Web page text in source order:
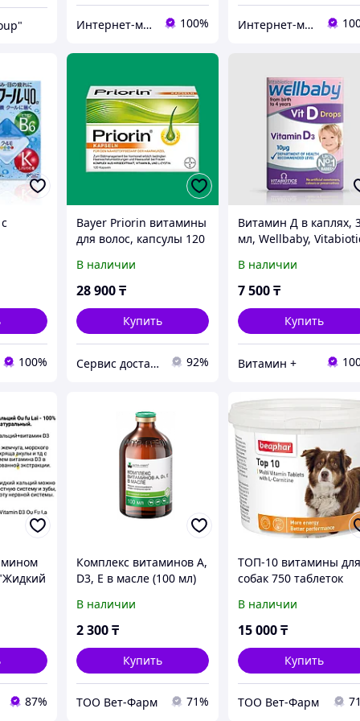
Интернет-магазин "Лимонный островок" 100% Интернет-магазин "Лимонный островок"
ИС 5,
100%
Bayer Priorin витамины
для волос, капсулы 120
В наличии
28 900₸
Купить
Сервис доставки здоровья 92%
Витамин Д в каплях,
мл, Wellbaby,
В наличии
7 500₸
Купить
Витамин +
87%
Комплекс витаминов А,
D3, Е в масле (100 мл)
В наличии
2 300₸
Купить
ТОО Вет-Фарм 71%
ТОП-10 витамины для
собак 750 таблеток
В наличии
15 000₸
Купить
ТОО Вет-Фарм